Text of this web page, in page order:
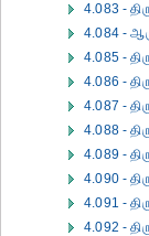
4.083 -
4.084 -
4.085 -
4.086 -
4.087 -
4.088 -
4.089 -
4.090 -
4.091 -
4.092 -